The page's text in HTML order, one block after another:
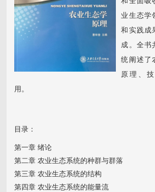
业生态学
和实践成
成。全书
统阐述了
原理、
用。
目录：
第一章 绪论
第二章 农业生态系统的种群与群落
第三章 农业生态系统的结构
第四章 农业生态系统的能量流